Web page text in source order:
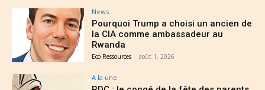
News
Pourquoi Trump a choisi un ancien de
la CIA comme ambassadeur au
Rwanda
Eco Ressources - août 1, 2026
A la une